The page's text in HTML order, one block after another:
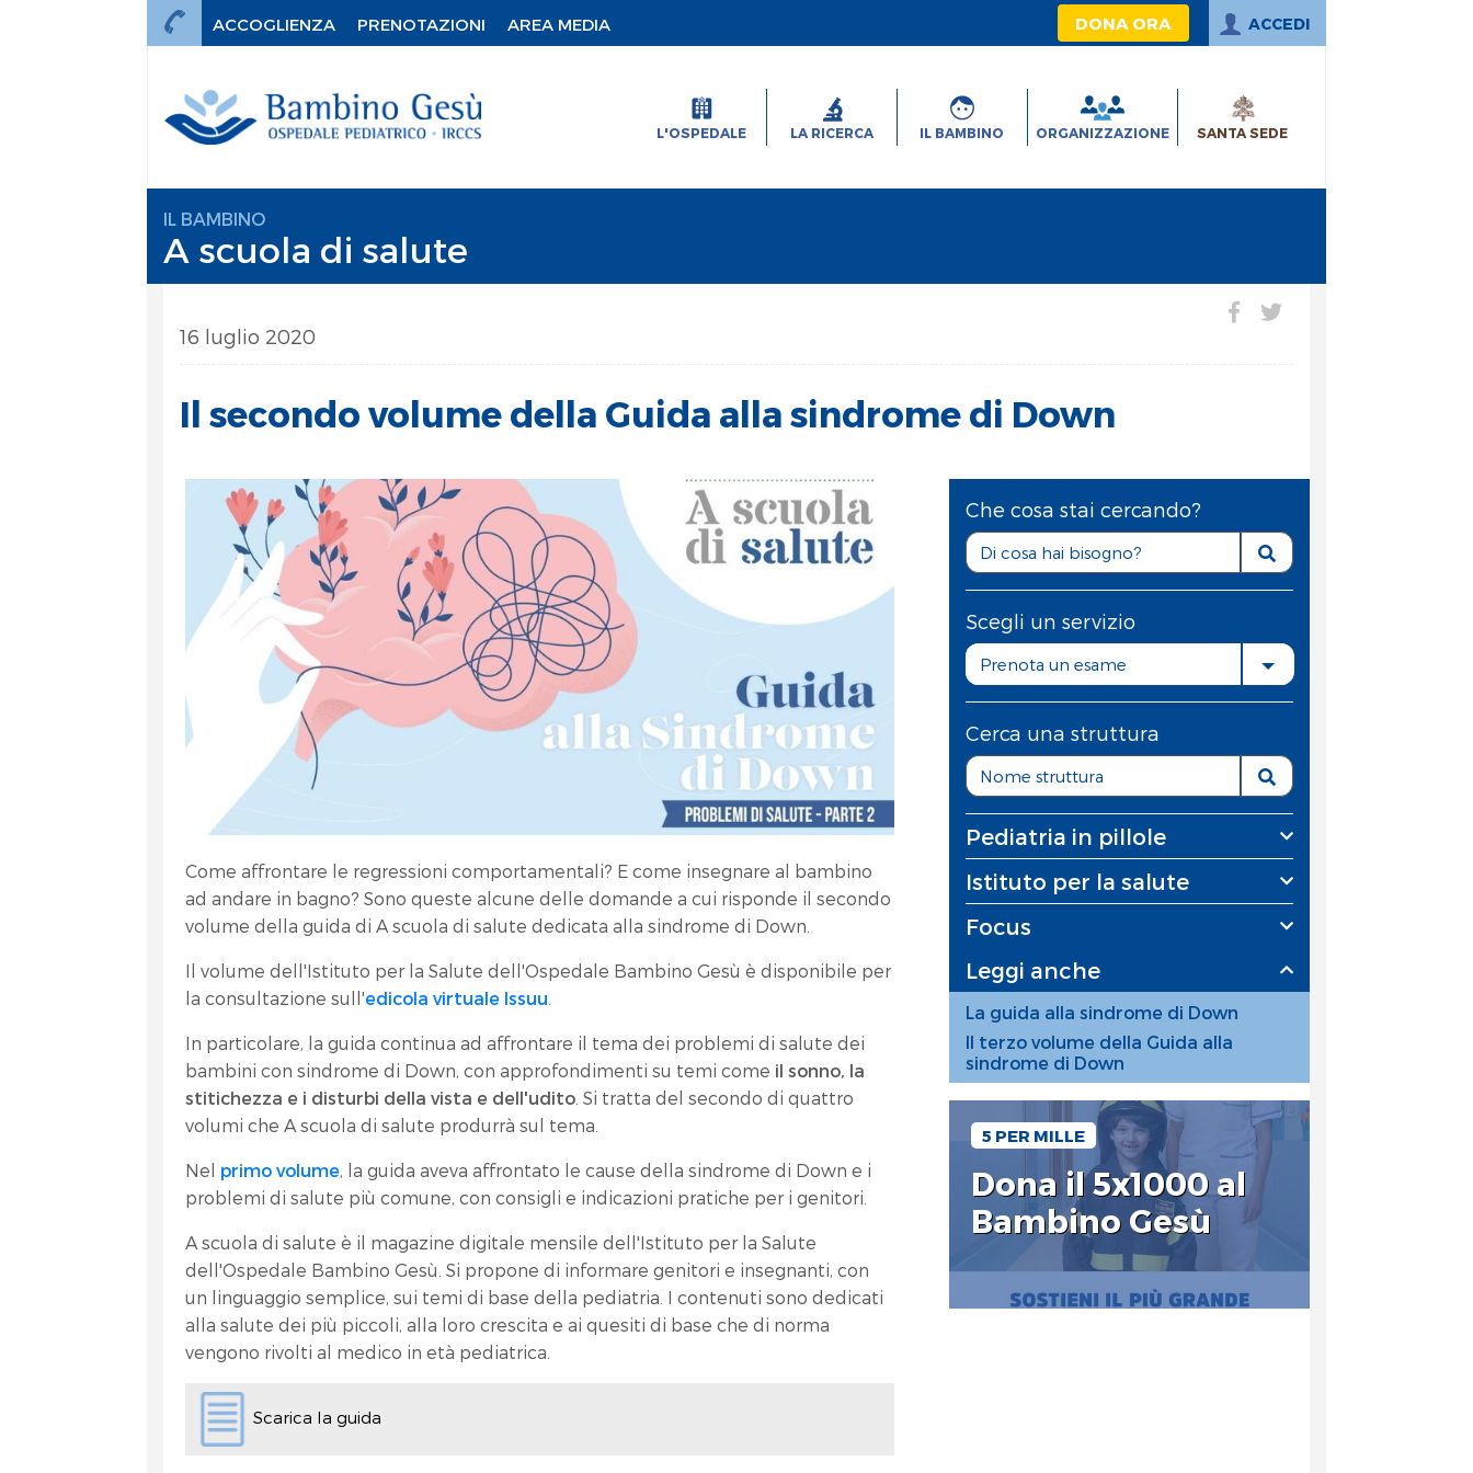
ACCOGLIENZA PRENOTAZIONI AREA MEDIA DONA ORA ACCEDI
L'OSPEDALE LA RICERCA IL BAMBINO ORGANIZZAZIONE SANTA SEDE
IL BAMBINO
A scuola di salute
16 luglio 2020
Il secondo volume della Guida alla sindrome di Down
Come affrontare le regressioni comportamentali? E come insegnare al bambino
ad andare in bagno? Sono queste alcune delle domande a cui risponde il secondo
volume della guida di A scuola di salute dedicata alla sindrome di Down.
Il volume dell'Istituto per la Salute dell'Ospedale Bambino Gesù è disponibile per
la consultazione sull'edicola virtuale Issuu
In particolare, la guida continua ad affrontare il tema dei problemi di salute dei
bambini con sindrome di Down, con approfondimenti su temi come il sonno, la
stitichezza e i disturbi della vista e dell'udito . Si tratta del secondo di quattro
volumi che A scuola di salute produrrà sul tema.
Nel primo volume, la guida aveva affrontato le cause della sindrome di Down e i
problemi di salute più comune, con consigli e indicazioni pratiche per i genitori.
A scuola di salute è il magazine digitale mensile dell'Istituto per la Salute
dell'Ospedale Bambino Gesù. Si propone di informare genitori e insegnanti, con
un linguaggio semplice, sui temi di base della pediatria. I contenuti sono dedicati
alla salute dei più piccoli, alla loro crescita e ai quesiti di base che di norma
vengono rivolti al medico in età pediatrica.
Scarica la guida
Che cosa stai cercando?
Scegli un servizio
Prenota un esame
Cerca una struttura
Pediatria in pillole
Istituto per la salute
Focus
Leggi anche
La guida alla sindrome di Down
Il terzo volume della Guida alla
sindrome di Down
5 PER MILLE
Dona il 5x1000 al
Bambino Gesù